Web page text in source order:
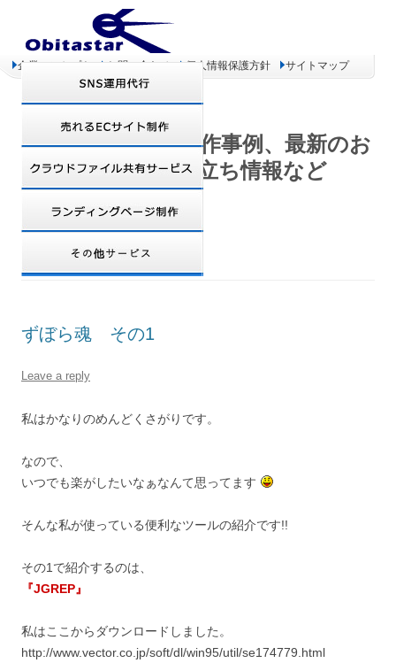
企業コンセプト お問い合わせ 個人情報保護方針 サイトマップ
オビタスター 制作事例、最新のお
得情報、お役立ち情報など
DAILY ARCHIVES:2007年9月5日
ずぼら魂 その1
Leave a reply
私はかなりのめんどくさがりです。
なので、
いつでも楽がしたいなぁなんて思ってます
そんな私が使っている便利なツールの紹介です!!
その1で紹介するのは、
『JGREP』
私はここからダウンロードしました。
http://www.vector.co.jp/soft/dl/win95/util/se174779.html